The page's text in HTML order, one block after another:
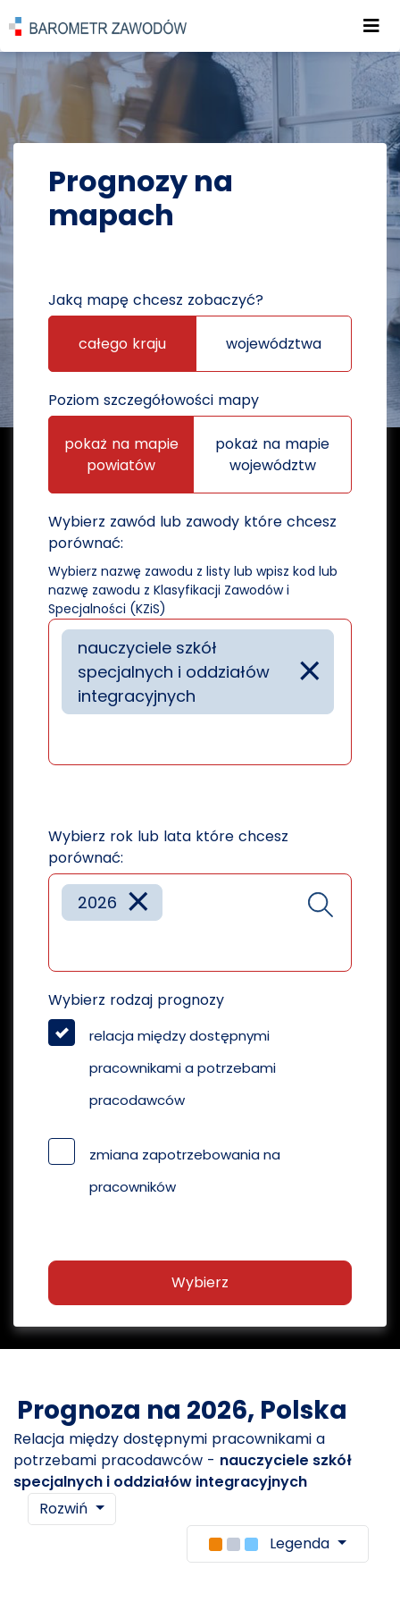
POWRÓT DO STRONY GŁÓWNEJ
PROGNOZY PROGNOZY NA MAPACH
Prognozy na
mapach
Jaką mapę chcesz zobaczyć?
całego kraju województwa
Poziom szczegółowości mapy
pokaż na mapie
powiatów
pokaż na mapie
województw
Wybierz zawód lub zawody które chcesz
porównać:
Wybierz nazwę zawodu z listy lub wpisz kod lub
nazwę zawodu z Klasyfikacji Zawodów i
Specjalności (KZiS)
×
nauczyciele szkół
specjalnych i oddziałów
integracyjnych
Wybierz rok lub lata które chcesz
porównać:
×
2026
Wybierz rodzaj prognozy
relacja między dostępnymi
pracownikami a potrzebami
pracodawców
zmiana zapotrzebowania na
pracowników
Wybierz
Prognoza na 2026, Polska
Relacja między dostępnymi pracownikami a
potrzebami pracodawców - nauczyciele szkół
specjalnych i oddziałów integracyjnych
Rozwiń
Legenda